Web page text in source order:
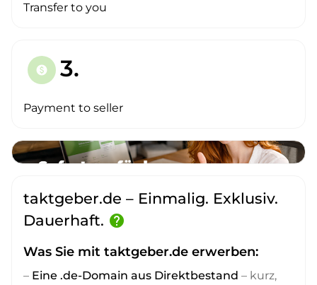
Transfer to you
paid 3.
Payment to seller
taktgeber.de – Einmalig. Exklusiv.
Dauerhaft. help
Was Sie mit taktgeber.de erwerben:
– Eine .de-Domain aus Direktbestand – kurz,